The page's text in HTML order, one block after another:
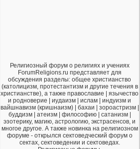
Религиозный форум о религиях и учениях
ForumReligions.ru представляет для
обсуждения разделы: общее христианство
(католицизм, протестантизм и другие течения в
христианстве), а также православие | язычество
и родноверие | иудаизм | ислам | индуизм и
вайшнавизм (кришнаизм) | бахаи | зороастризм |
буддизм | атеизм | философию | сатанизм |
эзотерику, магию, астрологию, экстрасенсов, и
многое другое. А также новинка на религиозном
форуме - открылся сектоведческий форум о
сектах, сектоведении и сектоведах.